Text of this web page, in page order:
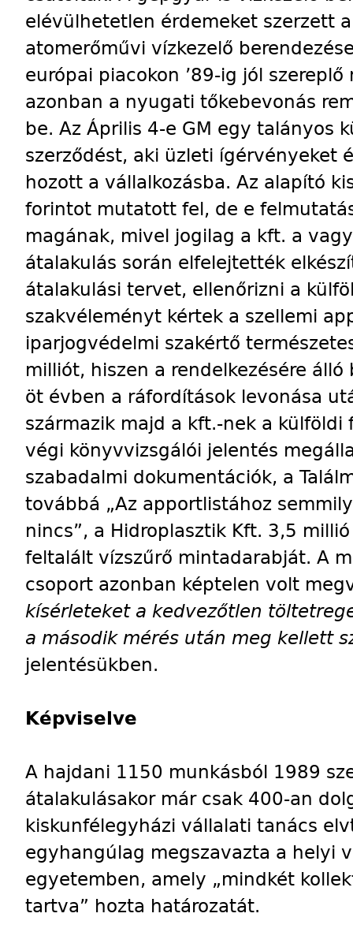
elévülhetetlen érdemeket szerzett
atomerőművi vízkezelő
európai piacokon ’89-ig jól
azonban a nyugati tőkebevonás
be. Az Április 4-e GM egy talányos
szerződést, aki üzleti ígérvényeket
hozott a vállalkozásba. Az alapító
forintot mutatott fel, de e
magának, mivel jogilag a kft. a
átalakulás során elfelejtették
átalakulási tervet, ellenőrizni a
szakvéleményt kértek a szellemi
iparjogvédelmi szakértő
milliót, hiszen a rendelkezésére
öt évben a ráfordítások levonása
származik majd a kft.-nek a
végi könyvvizsgálói jelentés
szabadalmi dokumentációk, a
továbbá „Az apportlistához
nincs”, a Hidroplasztik Kft. 3,5
feltalált vízszűrő mintadarabját. A
csoport azonban képtelen volt
kísérleteket a kedvezőtlen
a második mérés után meg kellett
jelentésükben.
Képviselve
A hajdani 1150 munkásból 1989
átalakulásakor már csak 400-an
kiskunfélegyházi vállalati tanács
egyhangúlag megszavazta a helyi
egyetemben, amely „mindkét
tartva” hozta határozatát.